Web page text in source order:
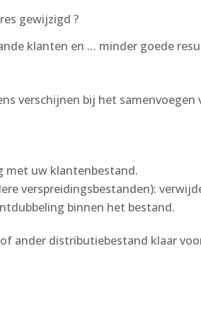
gewijzigd ?
klanten en … minder goede
verschijnen bij het
met uw klantenbestand.
verspreidingsbestanden):
binnen het bestand.
ander distributiebestand klaar